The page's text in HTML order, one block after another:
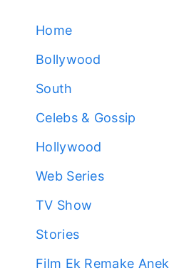
Home
Bollywood
South
Celebs & Gossip
Hollywood
Web Series
TV Show
Stories
Film Ek Remake Anek